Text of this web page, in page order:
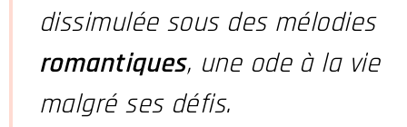
dissimulée sous des mélodies
romantiques, une ode à la vie
malgré ses défis.